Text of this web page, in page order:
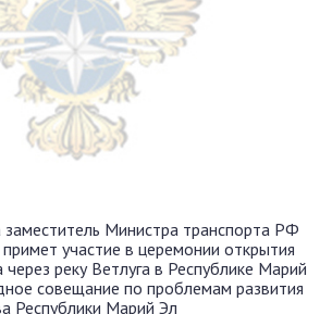
заместитель Министра транспорта РФ
участие в церемонии открытия
реку Ветлуга в Республике Марий
совещание по проблемам развития
Республики Марий Эл